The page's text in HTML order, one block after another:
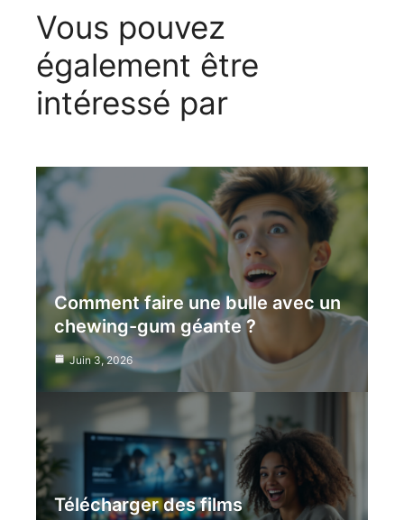
Vous pouvez
également être
intéressé par
Comment faire une bulle avec un
chewing-gum géante ?
Juin 3, 2026
Télécharger des films